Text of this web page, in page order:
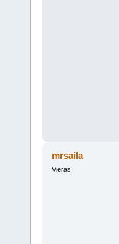
mrsaila
Vieras